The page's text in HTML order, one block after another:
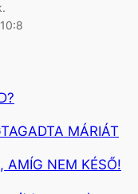
MÁRIÁT
AMÍG NEM KÉSŐ!